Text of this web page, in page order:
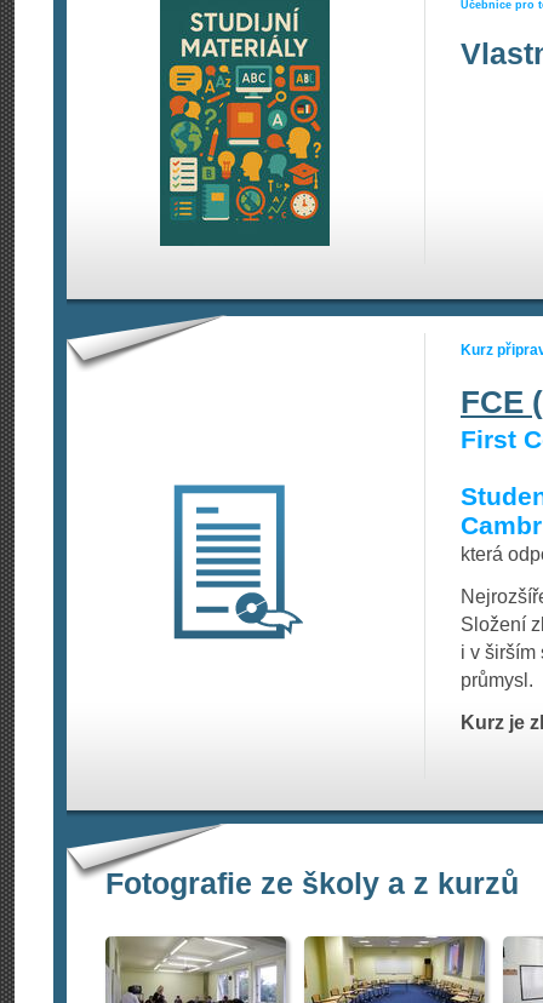
Učebnice pro
Kurz
FCE
First
která
Složení
i v širším
průmysl.
Kurz je
Fotografie ze školy a z kurzů